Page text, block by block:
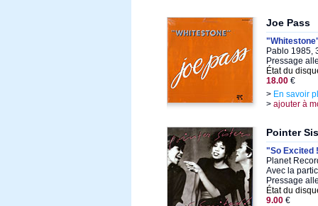
Joe Pass
Pablo 1985,
Pressage
État du
18.00 €
> En savoir
> ajouter à
Pointer
"So Excited
Planet
Avec la
Pressage
État du
9.00 €